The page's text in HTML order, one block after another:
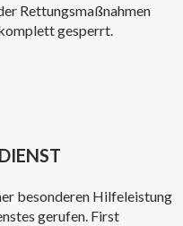
Rettungsmaßnahmen
gesperrt.
besonderen Hilfeleistung
gerufen. First